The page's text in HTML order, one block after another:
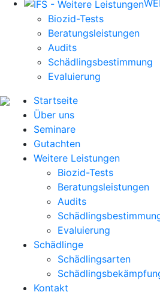
Biozid-Tests
Beratungsleistungen
Audits
Schädlingsbestimmung
Evaluierung
Startseite
Über uns
Seminare
Gutachten
Weitere Leistungen
Biozid-Tests
Beratungsleistungen
Audits
Evaluierung
Schädlinge
Schädlingsarten
Kontakt